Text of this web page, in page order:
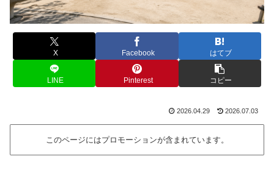
X Facebook はてブ
LINE Pinterest コピー
2026.04.29 2026.07.03
このページにはプロモーションが含まれています。